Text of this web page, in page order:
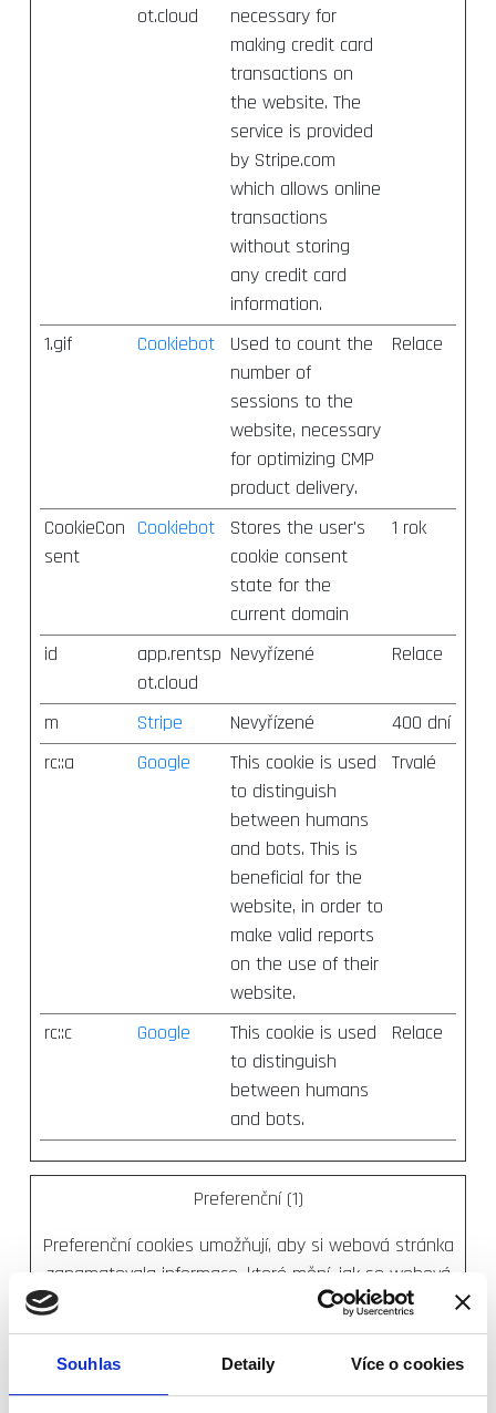
Souhlas Detaily Více o cookies
ot.cloud
necessary for
making credit card
transactions on
the website. The
service is provided
by Stripe.com
which allows online
transactions
without storing
any credit card
information.
1.gif
Cookiebot
Used to count the
number of
sessions to the
website, necessary
for optimizing CMP
product delivery.
Relace
CookieCon
sent
Cookiebot
Stores the user's
cookie consent
state for the
current domain
1 rok
id
app.rentsp
ot.cloud
Nevyřízené Relace
m Stripe Nevyřízené
400 dní
rc::a
Google
This cookie is used
to distinguish
between humans
and bots. This is
beneficial for the
website, in order to
make valid reports
on the use of their
website.
Trvalé
rc::c Google
This cookie is used
to distinguish
between humans
and bots.
Relace
Preferenční (1)
Preferenční cookies umožňují, aby si webová stránka
zapamatovala informace, které mění, jak se webová
stránka chová nebo jak vypadá. Je to například
preferovaný jazyk nebo region, kde se nacházíte.